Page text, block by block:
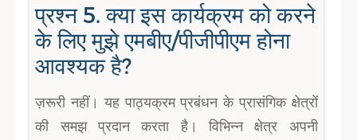
प्रश्न 5. क्या इस कार्यक्रम को करने
के लिए मुझे एमबीए/पीजीपीएम होना
आवश्यक है?
ज़रूरी नहीं। यह पाठ्यक्रम प्रबंधन के प्रासंगिक क्षेत्रों
की समझ प्रदान करता है। विभिन्न क्षेत्र अपनी